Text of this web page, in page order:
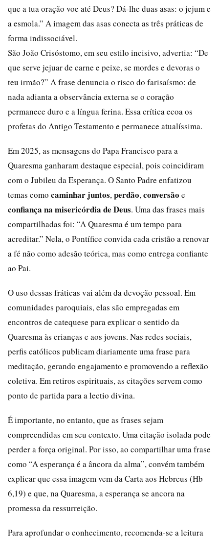
que a tua oração voe até Deus? Dá-lhe duas asas: o jejum e
a esmola.” A imagem das asas conecta as três práticas de
forma indissociável.
São João Crisóstomo, em seu estilo incisivo, advertia: “De
que serve jejuar de carne e peixe, se mordes e devoras o
teu irmão?” A frase denuncia o risco do farisaísmo: de
nada adianta a observância externa se o coração
permanece duro e a língua ferina. Essa crítica ecoa os
profetas do Antigo Testamento e permanece atualíssima.
Em 2025, as mensagens do Papa Francisco para a
Quaresma ganharam destaque especial, pois coincidiram
com o Jubileu da Esperança. O Santo Padre enfatizou
temas como caminhar juntos, perdão, conversão e
confiança na misericórdia de Deus. Uma das frases mais
compartilhadas foi: “A Quaresma é um tempo para
acreditar.” Nela, o Pontífice convida cada cristão a renovar
a fé não como adesão teórica, mas como entrega confiante
ao Pai.
O uso dessas fráticas vai além da devoção pessoal. Em
comunidades paroquiais, elas são empregadas em
encontros de catequese para explicar o sentido da
Quaresma às crianças e aos jovens. Nas redes sociais,
perfis católicos publicam diariamente uma frase para
meditação, gerando engajamento e promovendo a reflexão
coletiva. Em retiros espirituais, as citações servem como
ponto de partida para a lectio divina.
É importante, no entanto, que as frases sejam
compreendidas em seu contexto. Uma citação isolada pode
perder a força original. Por isso, ao compartilhar uma frase
como “A esperança é a âncora da alma”, convém também
explicar que essa imagem vem da Carta aos Hebreus (Hb
6,19) e que, na Quaresma, a esperança se ancora na
promessa da ressurreição.
Para aprofundar o conhecimento, recomenda-se a leitura